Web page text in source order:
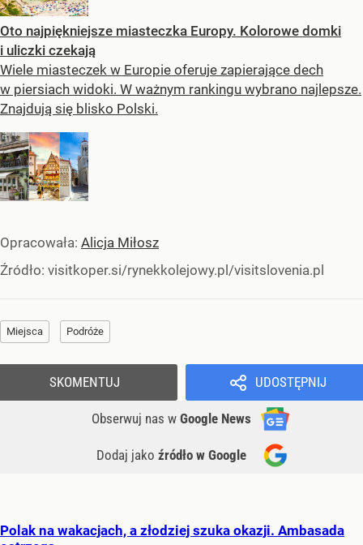
Oto najpiękniejsze miasteczka Europy. Kolorowe domki
i uliczki czekają
Wiele miasteczek w Europie oferuje zapierające dech
w piersiach widoki. W ważnym rankingu wybrano najlepsze.
Znajdują się blisko Polski.
Opracowała: Alicja Miłosz
Źródło: visitkoper.si/rynekkolejowy.pl/visitslovenia.pl
Miejsca Podróże
UDOSTĘPNIJ
Obserwuj nas w Google News
Dodaj jako źródło w Google
SKOMENTUJ
Polak na wakacjach, a złodziej szuka okazji. Ambasada